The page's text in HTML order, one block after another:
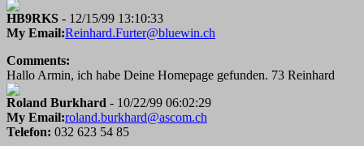
HB9RKS - 12/15/99 13:10:33
My Email:Reinhard.Furter@bluewin.ch
Comments:
Hallo Armin, ich habe Deine Homepage gefunden. 73 Reinhard
Roland Burkhard - 10/22/99 06:02:29
My Email:roland.burkhard@ascom.ch
Telefon: 032 623 54 85